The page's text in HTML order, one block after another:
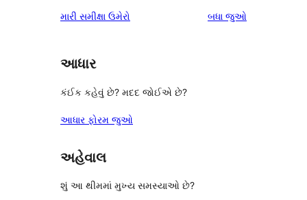
મારી સમીક્ષા ઉમેરો બધા સમીક્ષાઓ
જુઓ
આધાર
કંઈક કહેવું છે? મદદ જોઈએ છે?
આધાર ફોરમ જુઓ
અહેવાલ
શું આ થીમમાં મુખ્ય સમસ્યાઓ છે?